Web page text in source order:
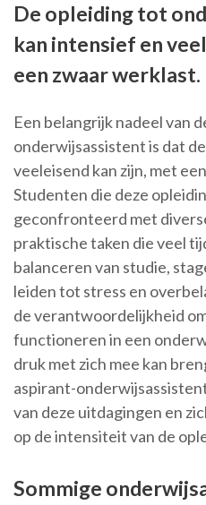
De opleiding tot
kan intensief en
een zwaar werklast.
Een belangrijk nadeel van
onderwijsassistent is dat
veeleisend kan zijn, met
Studenten die deze
geconfronteerd met
praktische taken die veel
balanceren van studie,
leiden tot stress en
de verantwoordelijkheid
functioneren in een
druk met zich mee kan
aspirant-
van deze uitdagingen en
op de intensiteit van de
Sommige